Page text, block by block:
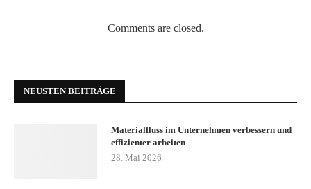
Comments are closed.
NEUSTEN BEITRÄGE
Materialfluss im Unternehmen verbessern und
effizienter arbeiten
28. Mai 2026